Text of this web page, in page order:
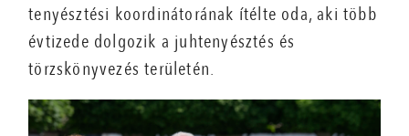
tenyésztési koordinátorának ítélte oda, aki több
évtizede dolgozik a juhtenyésztés és
törzskönyvezés területén.